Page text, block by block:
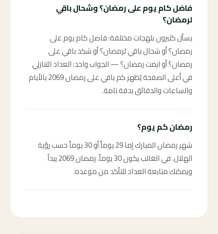
فاضل كام يوم على رمضان؟ وشحال باقي
لرمضان؟
يسأل كثيرون بلهجات مختلفة: فاضل كام يوم على
رمضان؟ أو شحال باقي لرمضان؟ أو شكد باقي على
رمضان؟ أو ايمت رمضان؟ — الجواب واحد: العداد التنازلي
في أعلى الصفحة يُظهر كم باقي على رمضان 2069 بالأيام
والساعات والدقائق بدقة تامة.
رمضان كم يوم؟
شهر رمضان المبارك إما 29 يوماً أو 30 يوماً حسب رؤية
الهلال. في الغالب يكون 30 يوماً. رمضان 2069 يبدأ
ويمكنك متابعة العداد للتأكد من موعده.